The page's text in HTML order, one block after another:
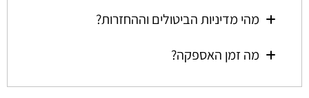
מהי מדיניות הביטולים וההחזרות?
מה זמן האספקה?